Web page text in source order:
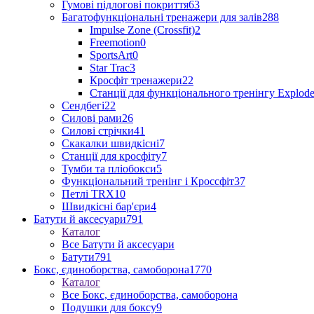
Гумові підлогові покриття63
Багатофункціональні тренажери для залів288
Impulse Zone (Crossfit)2
Freemotion0
SportsArt0
Star Trac3
Кросфіт тренажери22
Станції для функціонального тренінгу Explode
Сендбегі22
Силові рами26
Силові стрічки41
Скакалки швидкісні7
Станції для кросфіту7
Тумби та пліобокси5
Функціональний тренінг і Кроссфіт37
Петлі TRX10
Швидкісні бар'єри4
Батути й аксесуари791
Каталог
Все Батути й аксесуари
Батути791
Бокс, єдиноборства, самоборона1770
Каталог
Все Бокс, єдиноборства, самоборона
Подушки для боксу9